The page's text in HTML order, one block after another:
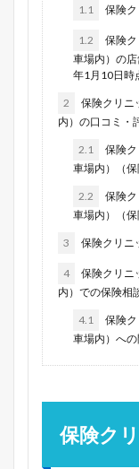
1.1 保険
1.2
保険
車場内）の
年1月10日時
2
保険クリ
内）の口コミ・
2.1
保険
車場内）（
2.2
保険
車場内）（
3 保険クリニ
4
保険クリ
内）での保険相
4.1
保険
車場内）へ
保険ク